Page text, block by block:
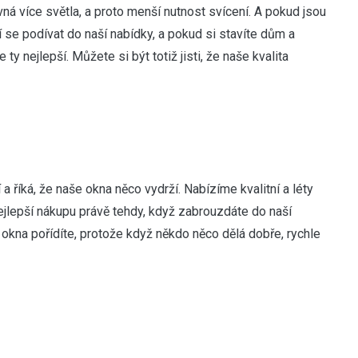
více světla, a proto menší nutnost svícení. A pokud jsou
podívat do naší nabídky, a pokud si stavíte dům a
ty nejlepší. Můžete si být totiž jisti, že naše kvalita
říká, že naše okna něco vydrží. Nabízíme kvalitní a léty
nákupu právě tehdy, když zabrouzdáte do naší
pořídíte, protože když někdo něco dělá dobře, rychle